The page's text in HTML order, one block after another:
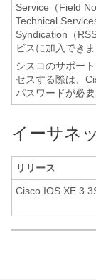
Service（Field
Technical
Syndication（
ビスに加入できま
シスコのサポー
セスする際は、
パスワードが必要
イーサネ
リリース
Cisco IOS XE